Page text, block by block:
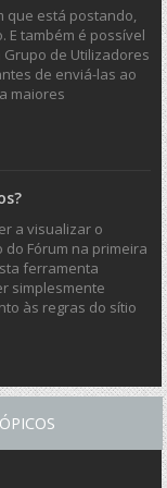
que está postando,
E também é possível
de Utilizadores
de enviá-las ao
maiores
a visualizar o
Fórum na primeira
ferramenta
simplesmente
às regras do sítio